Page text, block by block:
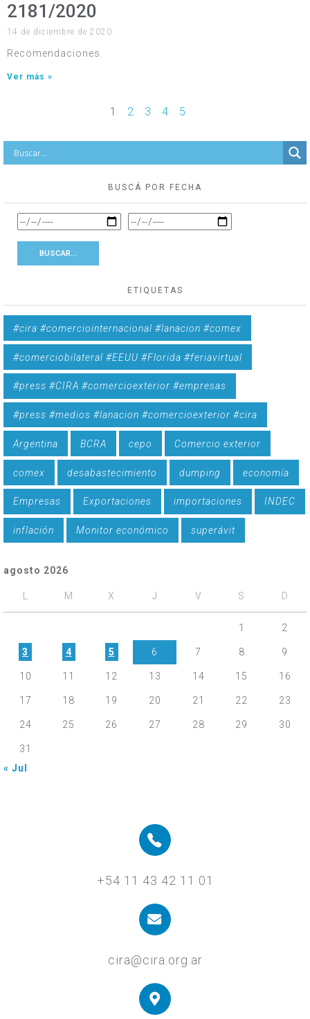
2181/2020
14 de diciembre de 2020
Recomendaciones.
Ver más »
1 2 3 4 5
BUSCÁ POR FECHA
ETIQUETAS
#cira #comerciointernacional #lanacion #comex
#comerciobilateral #EEUU #Florida #feriavirtual
#press #CIRA #comercioexterior #empresas
#press #medios #lanacion #comercioexterior #cira
Argentina BCRA cepo Comercio exterior
comex desabastecimiento dumping economía
Empresas Exportaciones importaciones INDEC
inflación Monitor económico superávit
agosto 2026
M X J V S D
1 2
3 4 5 6 7 8 9
10 11 12 13 14 15 16
17 18 19 20 21 22 23
24 25 26 27 28 29 30
31
« Jul
+54 11 43 42 11 01
cira@cira.org.ar